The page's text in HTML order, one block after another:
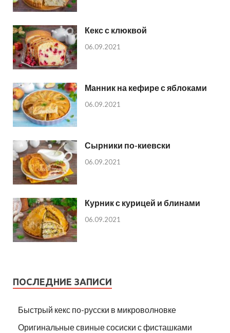
Кекс с клюквой
06.09.2021
Манник на кефире с яблоками
06.09.2021
Сырники по-киевски
06.09.2021
Курник с курицей и блинами
06.09.2021
ПОСЛЕДНИЕ ЗАПИСИ
Быстрый кекс по-русски в микроволновке
Оригинальные свиные сосиски с фисташками